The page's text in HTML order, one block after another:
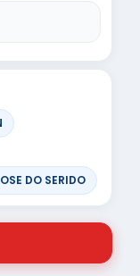
DO SERIDO